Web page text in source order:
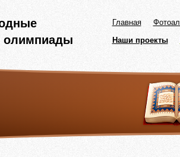
олимпиады
Главная
Наши проекты